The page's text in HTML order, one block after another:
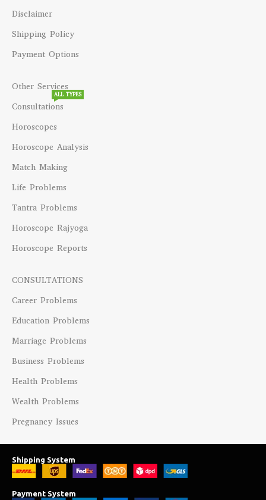
Disclaimer
Shipping Policy
Payment Options
Other Services
Consultations
ALL TYPES
Horoscopes
Horoscope Analysis
Match Making
Life Problems
Tantra Problems
Horoscope Rajyoga
Horoscope Reports
CONSULTATIONS
Career Problems
Education Problems
Marriage Problems
Business Problems
Health Problems
Wealth Problems
Pregnancy Issues
Shipping System
Payment System